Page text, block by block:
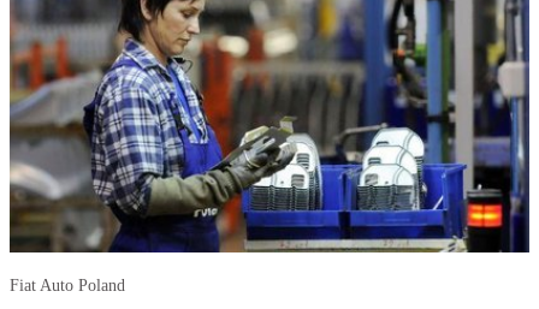
Fiat Auto Poland